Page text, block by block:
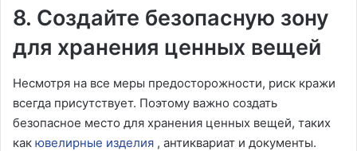
8. Создайте безопасную зону
для хранения ценных вещей
Несмотря на все меры предосторожности, риск кражи
всегда присутствует. Поэтому важно создать
безопасное место для хранения ценных вещей, таких
как ювелирные изделия , антиквариат и документы.